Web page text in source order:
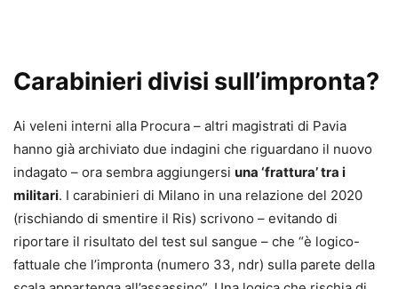
Carabinieri divisi sull’impronta?
Ai veleni interni alla Procura – altri magistrati di Pavia
hanno già archiviato due indagini che riguardano il nuovo
indagato – ora sembra aggiungersi una ‘frattura’ tra i
militari. I carabinieri di Milano in una relazione del 2020
(rischiando di smentire il Ris) scrivono – evitando di
riportare il risultato del test sul sangue – che “è logico-
fattuale che l’impronta (numero 33, ndr) sulla parete della